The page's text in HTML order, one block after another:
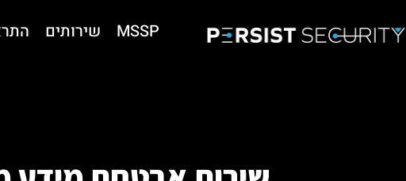
MSSP שירותים